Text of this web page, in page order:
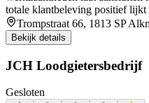
totale klantbeleving positief lijkt
Trompstraat 66, 1813 SP
Bekijk details
JCH Loodgietersbedrijf
Gesloten